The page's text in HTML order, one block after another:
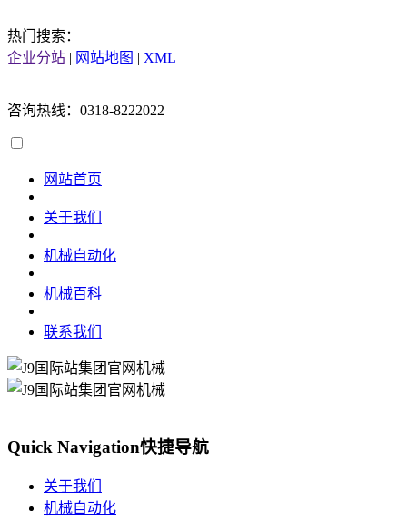
热门搜索：
企业分站 | 网站地图 | XML
咨询热线：0318-8222022
网站首页
|
关于我们
|
机械自动化
|
机械百科
|
联系我们
Quick Navigation快捷导航
关于我们
机械自动化